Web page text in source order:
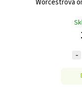
Worcestrová